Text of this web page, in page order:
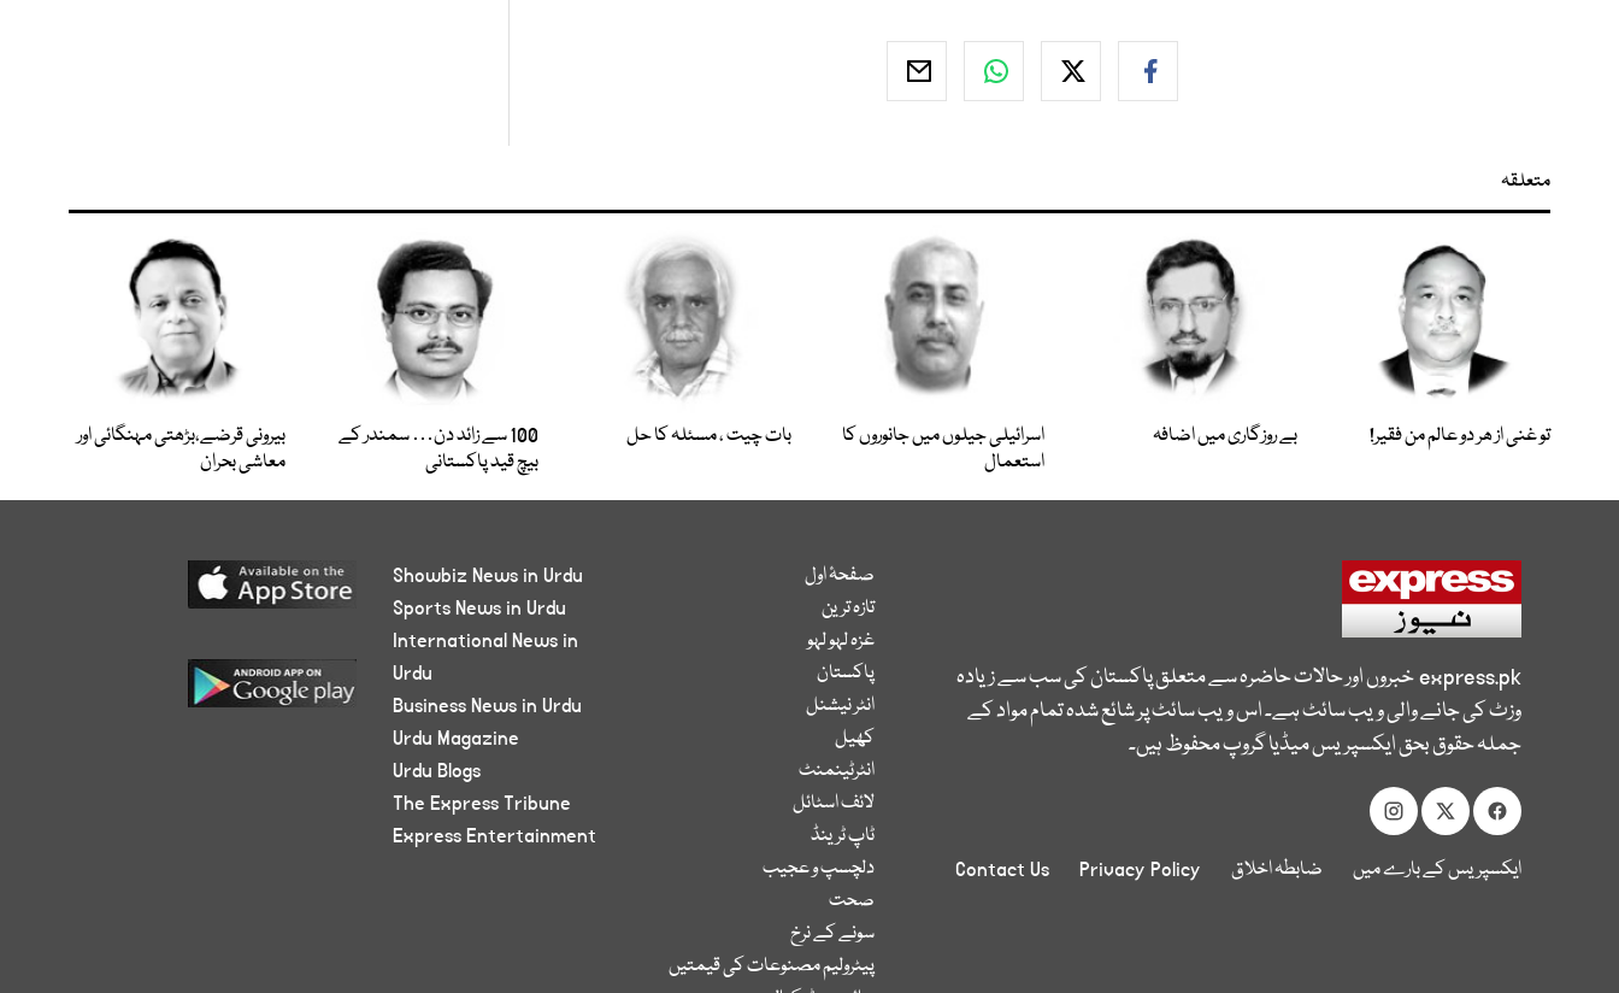
متعلقہ
تو غنی از ھر دو عالم من فقیر! بے روزگاری میں اضافہ
اسرائیلی جیلوں میں جانوروں کا
استعمال
بات چیت ، مسئلہ کا حل
100 سے زائد دن… سمندر کے
بیچ قید پاکستانی
بیرونی قرضے،بڑھتی مہنگائی اور
معاشی بحران
express.pkخبروں اور حالات حاضرہ سے متعلق پاکستان کی سب سے زیادہ
وزٹ کی جانے والی ویب سائٹ ہے۔ اس ویب سائٹ پر شائع شدہ تمام مواد کے
جملہ حقوق بحق ایکسپریس میڈیا گروپ محفوظ ہیں۔
ایکسپریس کے بارے میں ضابطہ اخلاق Privacy Policy
Contact Us
صفحۂ اول
تازہ ترین
غزہ لہو لہو
پاکستان
انٹر نیشنل
کھیل
انٹرٹینمنٹ
لائف اسٹائل
ٹاپ ٹرینڈ
دلچسپ و عجیب
صحت
سونے کے نرخ
پیٹرولیم مصنوعات کی قیمتیں
Showbiz News in Urdu
Sports News in Urdu
International News in
Urdu
Business News in Urdu
Urdu Magazine
Urdu Blogs
The Express Tribune
Express Entertainment